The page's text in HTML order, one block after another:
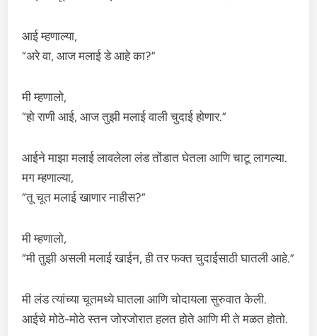
आई म्हणाल्या,
“अरे वा, आज मलाई डे आहे का?”
मी म्हणालो,
“हो राणी आई, आज तुझी मलाई वाली चुदाई होणार.”
आईने माझा मलाई लावलेला लंड तोंडात घेतला आणि चाटू लागल्या.
मग म्हणाल्या,
“तू चूत मलाई खाणार नाहीस?”
मी म्हणालो,
“मी तुझी असली मलाई खाईन, ही तर फक्त चुदाईसाठी घातली आहे.”
मी लंड त्यांच्या चूतमध्ये घातला आणि चोदायला सुरुवात केली.
आईचे मोठे-मोठे स्तन जोरजोरात हलत होते आणि मी ते मळत होतो.